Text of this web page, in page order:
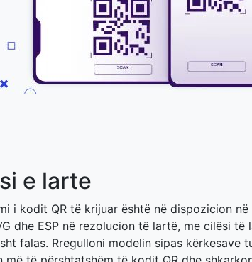
e larte
i kodit QR të krijuar është në dispozicion
dhe ESP në rezolucion të lartë, me cilësi të
falas. Rregulloni modelin sipas kërkesave